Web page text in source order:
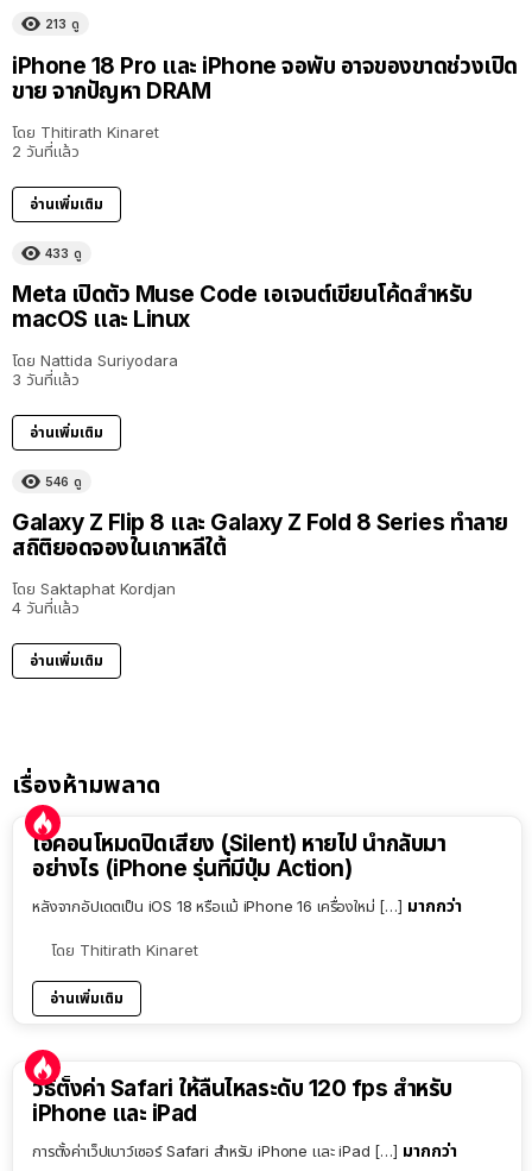
213 ดู
iPhone 18 Pro และ iPhone จอพับ อาจของขาดช่วงเปิด
ขาย จากปัญหา DRAM
โดย Thitirath Kinaret
2 วันที่แล้ว
อ่านเพิ่มเติม
433 ดู
Meta เปิดตัว Muse Code เอเจนต์เขียนโค้ดสำหรับ
macOS และ Linux
โดย Nattida Suriyodara
3 วันที่แล้ว
อ่านเพิ่มเติม
546 ดู
Galaxy Z Flip 8 และ Galaxy Z Fold 8 Series ทำลาย
สถิติยอดจองในเกาหลีใต้
โดย Saktaphat Kordjan
4 วันที่แล้ว
อ่านเพิ่มเติม
เรื่องห้ามพลาด
ไอคอนโหมดปิดเสียง (Silent) หายไป นำกลับมา
อย่างไร (iPhone รุ่นที่มีปุ่ม Action)
หลังจากอัปเดตเป็น iOS 18 หรือแม้ iPhone 16 เครื่องใหม่ […] มากกว่า
โดย Thitirath Kinaret
อ่านเพิ่มเติม
วิธีตั้งค่า Safari ให้ลื่นไหลระดับ 120 fps สำหรับ
iPhone และ iPad
การตั้งค่าเว็ปเบาว์เซอร์ Safari สำหรับ iPhone และ iPad […] มากกว่า